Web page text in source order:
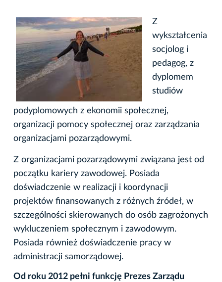
Z
wykształcenia
socjolog i
pedagog, z
dyplomem
studiów
podyplomowych z ekonomii społecznej,
organizacji pomocy społecznej oraz zarządzania
organizacjami pozarządowymi.
Z organizacjami pozarządowymi związana jest od
początku kariery zawodowej. Posiada
doświadczenie w realizacji i koordynacji
projektów finansowanych z różnych źródeł, w
szczególności skierowanych do osób zagrożonych
wykluczeniem społecznym i zawodowym.
Posiada również doświadczenie pracy w
administracji samorządowej.
Od roku 2012 pełni funkcję Prezes Zarządu